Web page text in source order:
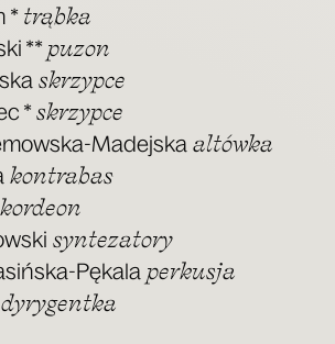
* trąb­ka
** puzon
skrzyp­ce
* skrzyp­ce
Madej­ska altów­ka
kon­tra­bas
syn­te­za­to­ry
Pęka­la per­ku­sja
dyry­gent­ka